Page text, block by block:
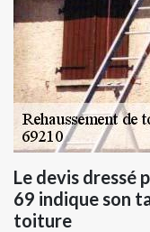
Le devis dressé
69 indique son
toiture